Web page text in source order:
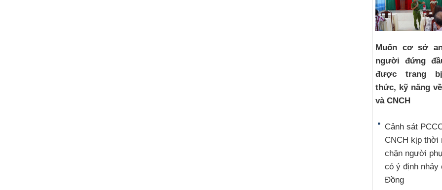
Muốn cơ sở
người đứng
được trang
thức, kỹ năng
và CNCH
Cảnh sát
CNCH kịp thời
chặn người
có ý định nhảy
Đồng